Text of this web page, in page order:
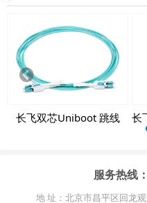
长飞双芯Uniboot 跳线
Prev
ious
服务热线
地 址：北京市昌平区回龙